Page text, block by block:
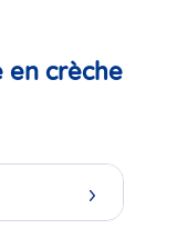
en crèche